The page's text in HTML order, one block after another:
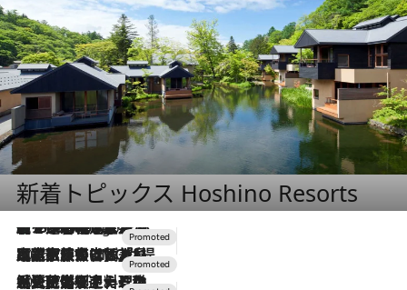
新着トピックス Hoshino Resorts
5 Hours Ago
【トンボの足水浴】ヒノキの香りに包まれて涼感マックス！約13℃の湧水かけ流しを避暑地「星野温泉 トンボの湯」で体験
2026.7.31
【ホテル帰省】という選択肢をOMOが提案。家族とほどよい距離を保つには「昼は実家、夜は気兼ねなくホテルで！」
2026.7.24
【夏限定ディナーコース】旬を迎える稚鮎や花ズッキーニなどをイタリア・トスカーナの郷土料理の手法で満喫！